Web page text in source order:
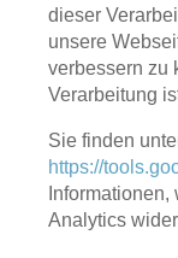
dieser
unsere
verbessern zu
Verarbeitung
Sie finden
https://
Analytics